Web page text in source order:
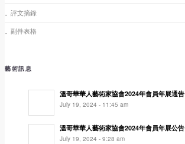
評文摘錄
副件表格
藝術訊息
溫哥華華人藝術家協會2024年會員年展通告
July 19, 2024 - 11:45 am
溫哥華華人藝術家協會2024年會員年展公告
July 19, 2024 - 9:28 am